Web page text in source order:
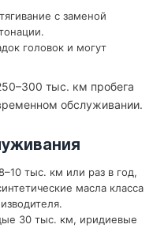
с заменой
головок и могут
тыс. км пробега
обслуживании.
тыс. км или раз в год,
масла класса
30 тыс. км, иридиевые